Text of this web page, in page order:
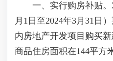
一、实行购房补贴。
月1日至2024年3月31日
内房地产开发项目购买
商品住房面积在144平方